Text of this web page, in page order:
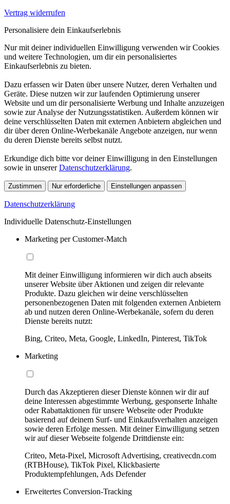
Vertrag widerrufen
Personalisiere dein Einkaufserlebnis
Nur mit deiner individuellen Einwilligung verwenden wir Cookies
und weitere Technologien, um dir ein personalisiertes
Einkaufserlebnis zu bieten.
Dazu erfassen wir Daten über unsere Nutzer, deren Verhalten und
Geräte. Diese nutzen wir zur laufenden Optimierung unserer
Website und um dir personalisierte Werbung und Inhalte anzuzeigen
sowie zur Analyse der Nutzungsstatistiken. Außerdem können wir
deine verschlüsselten Daten mit externen Anbietern abgleichen und
dir über deren Online-Werbekanäle Angebote anzeigen, nur wenn
du deren Dienste bereits selbst nutzt.
Erkundige dich bitte vor deiner Einwilligung in den Einstellungen
sowie in unsererDatenschutzerklärung.
Zustimmen Nur erforderliche Einstellungen anpassen
Datenschutzerklärung
Individuelle Datenschutz-Einstellungen
Marketing per Customer-Match
Mit deiner Einwilligung informieren wir dich auch abseits
unserer Website über Aktionen und zeigen dir relevante
Produkte. Dazu gleichen wir deine verschlüsselten
personenbezogenen Daten mit folgenden externen Anbietern
ab und nutzen deren Online-Werbekanäle, sofern du deren
Dienste bereits nutzt:
Bing, Criteo, Meta, Google, LinkedIn, Pinterest, TikTok
Marketing
Durch das Akzeptieren dieser Dienste können wir dir auf
deine Interessen abgestimmte Werbung, gesponserte Inhalte
oder Rabattaktionen für unsere Webseite oder Produkte
basierend auf deinem Surf- und Einkaufsverhalten anzeigen
sowie deren Erfolge messen. Mit deiner Einwilligung setzen
wir auf dieser Webseite folgende Drittdienste ein:
Criteo, Meta-Pixel, Microsoft Advertising, creativecdn.com
(RTBHouse), TikTok Pixel, Klickbasierte
Produktempfehlungen, Ads Defender
Erweitertes Conversion-Tracking